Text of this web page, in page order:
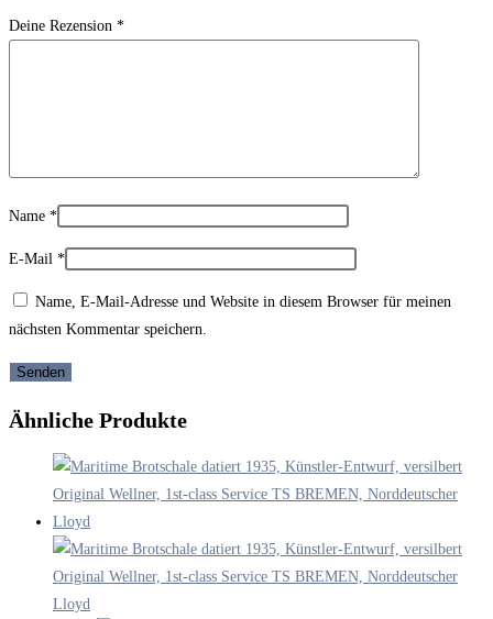
Deine Rezension *
Name *
E-Mail *
Name, E-Mail-Adresse und Website in diesem Browser für meinen
nächsten Kommentar speichern.
Ähnliche Produkte